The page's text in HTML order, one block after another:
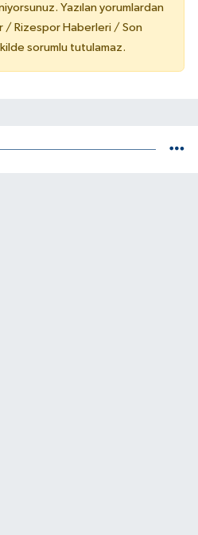
Yazılan yorumlardan
/ Rizespor Haberleri / Son
sorumlu tutulamaz.